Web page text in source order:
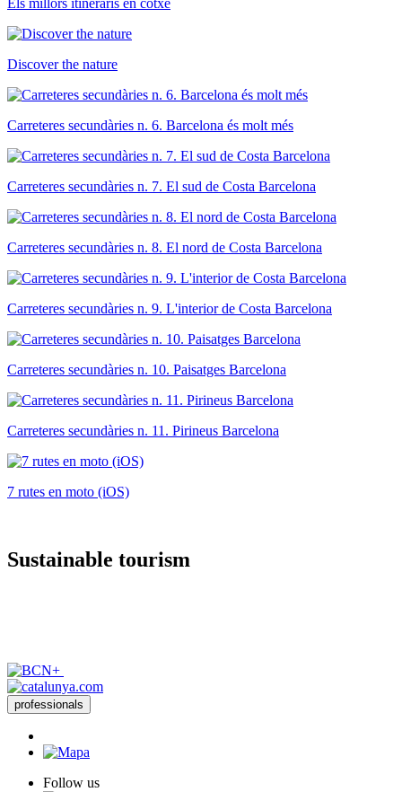
Els millors itineraris en cotxe
Discover the nature
Carreteres secundàries n. 6. Barcelona és molt més
Carreteres secundàries n. 7. El sud de Costa Barcelona
Carreteres secundàries n. 8. El nord de Costa Barcelona
Carreteres secundàries n. 9. L'interior de Costa Barcelona
Carreteres secundàries n. 10. Paisatges Barcelona
Carreteres secundàries n. 11. Pirineus Barcelona
7 rutes en moto (iOS)
Sustainable tourism
professionals
Follow us